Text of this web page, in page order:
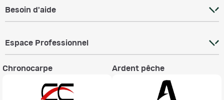
Besoin d'aide
Espace Professionnel
Chronocarpe Ardent pêche